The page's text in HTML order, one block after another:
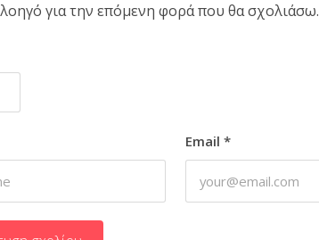
Email*
για την επόμενη φορά που θα σχολιάσω.